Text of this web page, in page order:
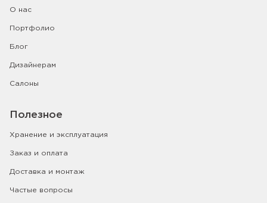
О нас
Портфолио
Блог
Дизайнерам
Салоны
Полезное
Хранение и эксплуатация
Заказ и оплата
Доставка и монтаж
Частые вопросы